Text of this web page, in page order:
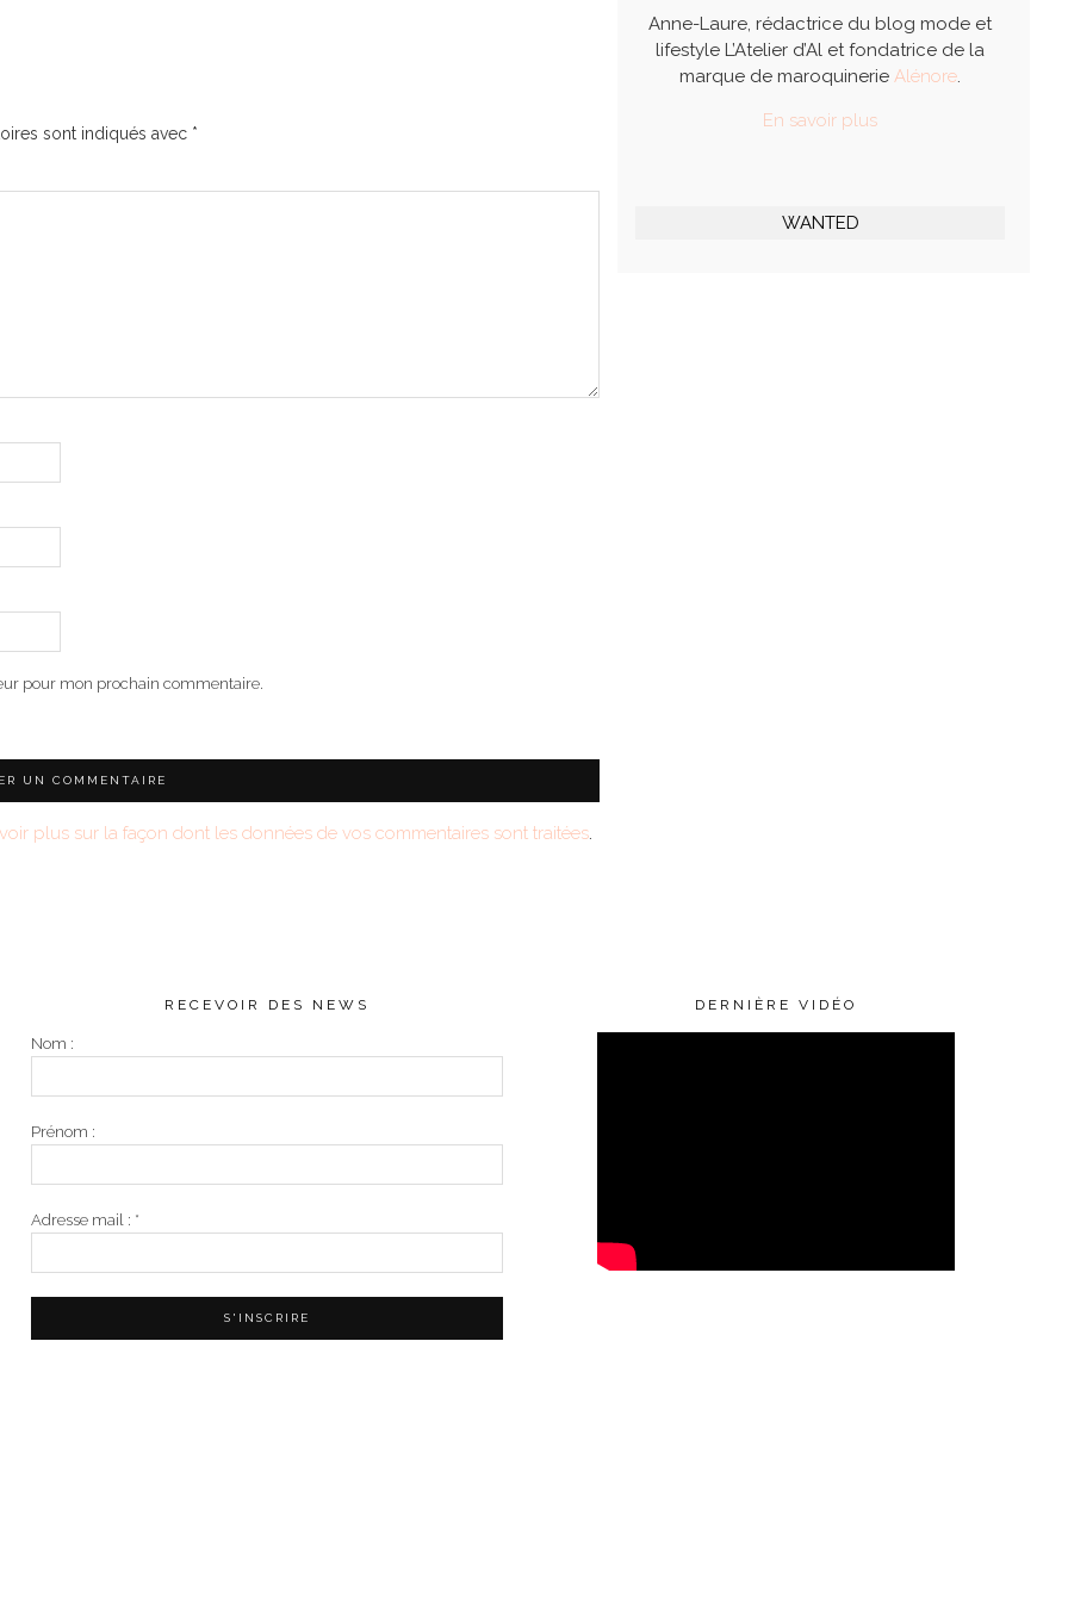
sont indiqués avec *
pour mon prochain commentaire.
plus sur la façon dont les données de vos commentaires sont traitées.
Anne-Laure, rédactrice du blog mode et
lifestyle L’Atelier d’Al et fondatrice de la
marque de maroquinerieAlénore.
En savoir plus
WANTED
RECEVOIR DES NEWS
Nom :
Prénom :
Adresse mail : *
DERNIÈRE VIDÉO